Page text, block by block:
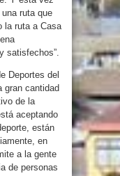
ruta que
la ruta a Casa
satisfechos”.
Deportes del
gran cantidad
de la
aceptando
están
en
a la gente
de personas